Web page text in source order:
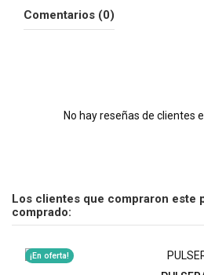
Comentarios (0)
No hay reseñas de clientes
Los clientes que compraron este
comprado:
¡En oferta!